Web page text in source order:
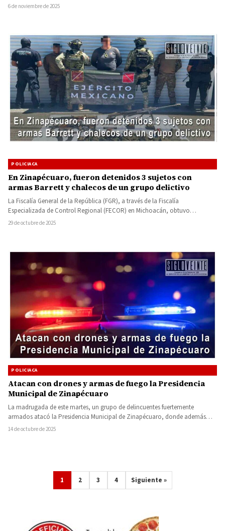
6 de noviembre de 2025
POLICIACA
En Zinapécuaro, fueron detenidos 3 sujetos con
armas Barrett y chalecos de un grupo delictivo
La Fiscalía General de la República (FGR), a través de la Fiscalía
Especializada de Control Regional (FECOR) en Michoacán, obtuvo…
29 de octubre de 2025
POLICIACA
Atacan con drones y armas de fuego la Presidencia
Municipal de Zinapécuaro
La madrugada de este martes, un grupo de delincuentes fuertemente
armados atacó la Presidencia Municipal de Zinapécuaro, donde además
arrojaron…
14 de octubre de 2025
1 2 3 4 Siguiente »